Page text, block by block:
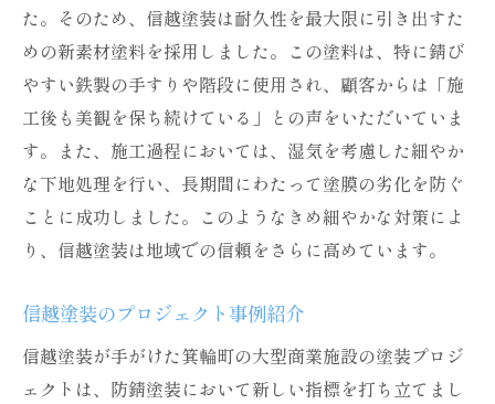
た。そのため、信越塗装は耐久性を最大限に引き出すた
めの新素材塗料を採用しました。この塗料は、特に錆び
やすい鉄製の手すりや階段に使用され、顧客からは「施
工後も美観を保ち続けている」との声をいただいていま
す。また、施工過程においては、湿気を考慮した細やか
な下地処理を行い、長期間にわたって塗膜の劣化を防ぐ
ことに成功しました。このようなきめ細やかな対策によ
り、信越塗装は地域での信頼をさらに高めています。
信越塗装のプロジェクト事例紹介
信越塗装が手がけた箕輪町の大型商業施設の塗装プロジ
ェクトは、防錆塗装において新しい指標を打ち立てまし